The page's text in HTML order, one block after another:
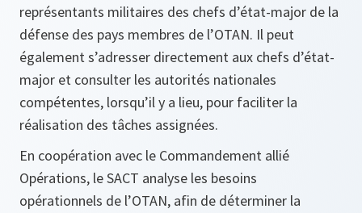
représentants militaires des chefs d’état‑major de la
défense des pays membres de l’OTAN. Il peut
également s’adresser directement aux chefs d’état-
major et consulter les autorités nationales
compétentes, lorsqu’il y a lieu, pour faciliter la
réalisation des tâches assignées.
En coopération avec le Commandement allié
Opérations, le SACT analyse les besoins
opérationnels de l’OTAN, afin de déterminer la